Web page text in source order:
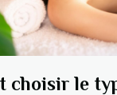
choisir le